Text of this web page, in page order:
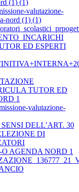
(1) (1)
valutazione-
nord (1) (1)
INCARICHI
ED ESPERTI
TUTOR ED
1
valutazione-
DELL’ART. 30
DI
O AGENDA NORD 1